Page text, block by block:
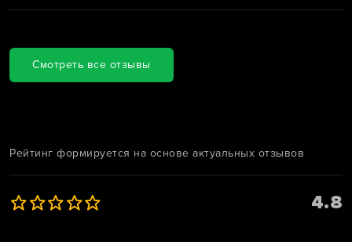
Смотреть все отзывы
Рейтинг формируется на основе актуальных отзывов
4.8